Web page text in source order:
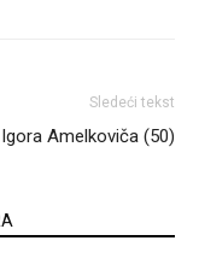
Sledeći tekst
Amelkoviča (50)